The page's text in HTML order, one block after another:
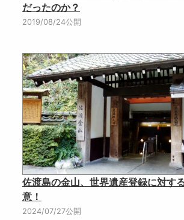
だったのか？
2019/08/24公開
佐渡島の金山、世界遺産登録に対す
意！
2024/07/27公開